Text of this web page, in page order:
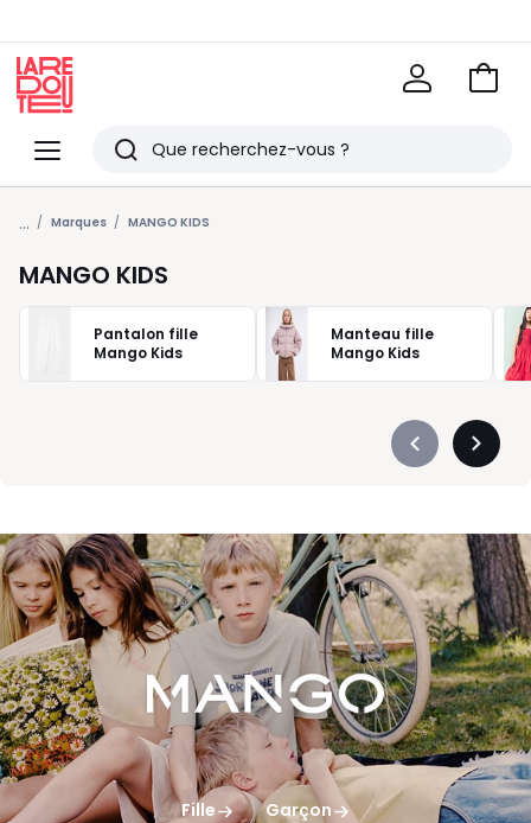
Menu
Redoute
Rechercher
Derniers
articles
vus
Voir
... Marques MANGO KIDS
MANGO KIDS
Pantalon fille
Mango Kids
Manteau fille
Mango Kids
Précédent
gauchedroite
Fille Garçon